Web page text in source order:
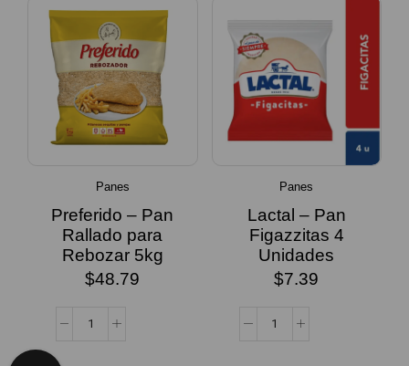
Panes
Preferido – Pan
Rallado para
Rebozar 5kg
$48.79
Panes
Lactal – Pan
Figazzitas 4
Unidades
$7.39